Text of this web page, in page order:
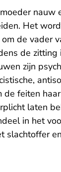
Het
de vader
de
zijn
feiten
laten
in het
slachtoffer